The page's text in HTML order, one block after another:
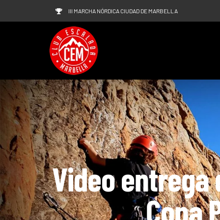
al
III MARCHA NÓRDICA CIUDAD DE MARBELLA
Video entrega
Copa